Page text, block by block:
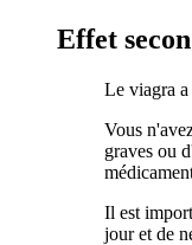
Effet
Le viagra a
Vous
graves ou
Il est
jour et de